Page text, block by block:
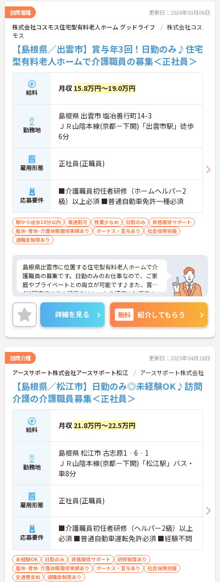
訪問看護 更新日：2026年03月06日
株式会社コスモス住宅型有料老人ホーム グッドライフ
株式会社コス
モス
【島根県／出雲市】賞与年3回！日勤のみ♪住宅
型有料老人ホームで介護職員の募集＜正社員＞
給料 月収 15.8万円～19.0万円
勤務地
島根県 出雲市 塩冶善行町14-3
ＪＲ山陰本線(京都－下関)「出雲市駅」徒歩
6分
雇用形態 正社員(正職員)
応募要件
■介護職員初任者研修（ホームヘルパー2
級）以上必須 ■普通自動車免許一種必須
駅から徒歩10分以内 車通勤可 残業少なめ 日勤のみ
資格取得サポート
産休･育休･介護休暇取得実績あり
ボーナス・賞与あり
社会保険完備
退職金制度あり
島根県出雲市に位置する住宅型有料老人ホームで介
護職員の募集です。日勤のみのお仕事なので、ご家
庭やプライベートとの両立が可能です♪また、賞与
年3回実績あり！頑張りはしっかり評価され還元さ
れます◎ご興味のある方はご面接のポイントお伝え
しますのでご気軽にお問い合わせください。
詳細を見る 無料 紹介してもらう
訪問介護 更新日：2025年04月18日
アースサポート株式会社アースサポート松江 アースサポート株式会社
【島根県／松江市】日勤のみ◎未経験OK♪訪問
介護の介護職員募集＜正社員＞
給料 月収 21.8万円～22.5万円
勤務地
島根県 松江市 古志原1‐6‐1
ＪＲ山陰本線(京都－下関)「松江駅」バス・
車8分
雇用形態 正社員(正職員)
応募要件
■介護職員初任者研修（ヘルパー2級）以上
必須 ■普通自動車運転免許必須 ■経験不問
未経験OK 日勤のみ 資格取得サポート
研修制度あり
産休･育休･介護休暇取得実績あり
ボーナス・賞与あり
社会保険完備
交通費支給
退職金制度あり